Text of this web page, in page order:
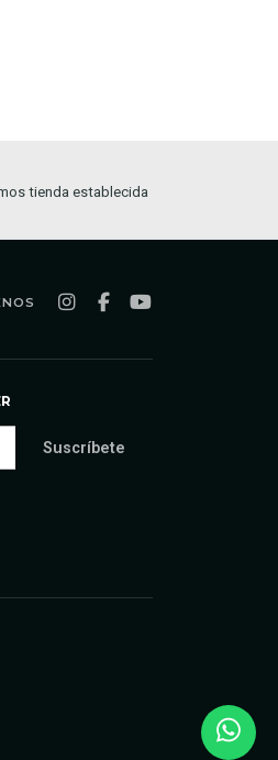
tienda establecida